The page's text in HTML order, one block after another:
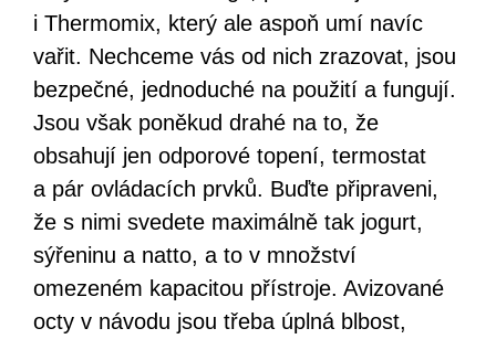
i Thermomix, který ale aspoň umí navíc
vařit. Nechceme vás od nich zrazovat, jsou
bezpečné, jednoduché na použití a fungují.
Jsou však poněkud drahé na to, že
obsahují jen odporové topení, termostat
a pár ovládacích prvků. Buďte připraveni,
že s nimi svedete maximálně tak jogurt,
sýřeninu a natto, a to v množství
omezeném kapacitou přístroje. Avizované
octy v návodu jsou třeba úplná blbost,